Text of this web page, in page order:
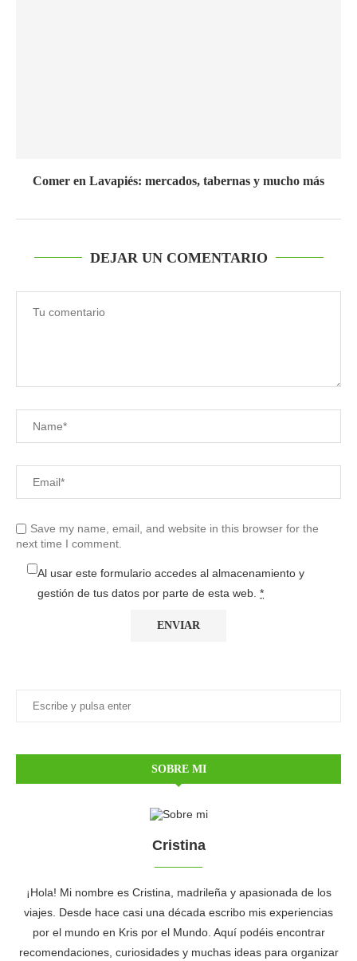
Comer en Lavapiés: mercados, tabernas y mucho más
DEJAR UN COMENTARIO
Save my name, email, and website in this browser for the
next time I comment.
Al usar este formulario accedes al almacenamiento y
gestión de tus datos por parte de esta web. *
SOBRE MI
Cristina
¡Hola! Mi nombre es Cristina, madrileña y apasionada de los
viajes. Desde hace casi una década escribo mis experiencias
por el mundo en Kris por el Mundo. Aquí podéis encontrar
recomendaciones, curiosidades y muchas ideas para organizar